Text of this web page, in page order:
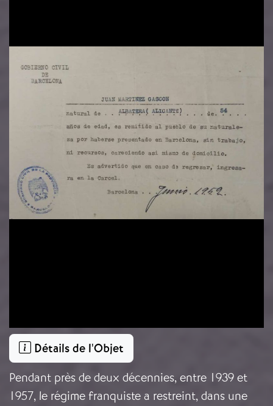
Détails de l'Objet
Pendant près de deux décennies, entre 1939 et
1957, le régime franquiste a restreint, dans une